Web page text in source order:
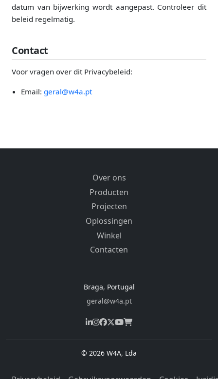
datum van bijwerking wordt aangepast. Controleer dit
beleid regelmatig.
Contact
Voor vragen over dit Privacybeleid:
Email:geral@w4a.pt
Over ons
Producten
Projecten
Oplossingen
Winkel
Contacten
Braga, Portugal
geral@w4a.pt
© 2026 W4A, Lda